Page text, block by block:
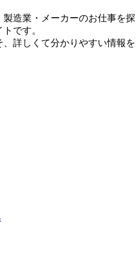
造業・メーカーのお仕事を探
です。
詳しくて分かりやすい情報を